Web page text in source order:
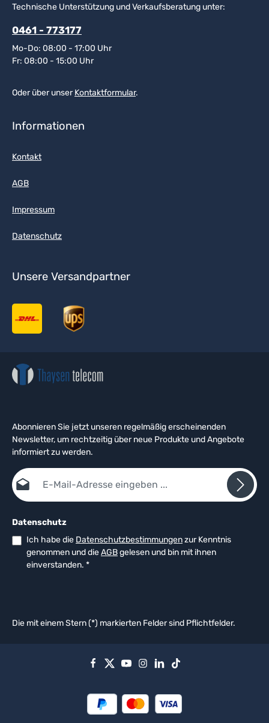
Technische Unterstützung und Verkaufsberatung unter:
0461 - 773177
Mo-Do: 08:00 - 17:00 Uhr
Fr: 08:00 - 15:00 Uhr
Oder über unserKontaktformular.
Informationen
Kontakt
AGB
Impressum
Datenschutz
Unsere Versandpartner
Abonnieren Sie jetzt unseren regelmäßig erscheinenden
Newsletter, um rechtzeitig über neue Produkte und Angebote
informiert zu werden.
E-Mail-Adresse*
Datenschutz
Ich habe die Datenschutzbestimmungenzur Kenntnis
genommen und dieAGBgelesen und bin mit ihnen
einverstanden. *
Die mit einem Stern (*) markierten Felder sind Pflichtfelder.